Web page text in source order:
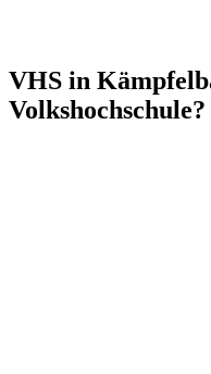
VHS in
Volkshochschule?